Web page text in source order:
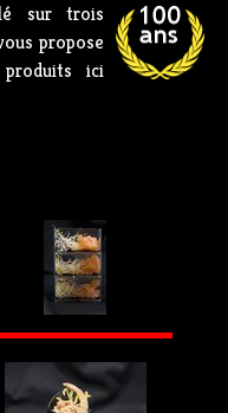
sur trois
propose
ici